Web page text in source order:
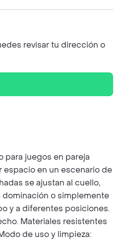
revisar tu dirección o
para juegos en pareja
en un escenario de
se ajustan al cuello,
o simplemente
y a diferentes posiciones.
Materiales resistentes
de uso y limpieza: